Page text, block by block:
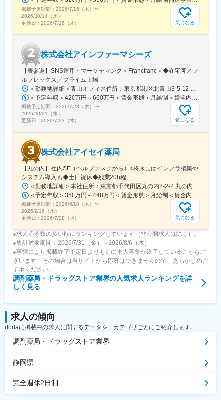
■所属組織
2025年7月に発足したDX推進部には3名が在籍。（部長1名、PM2
名/40代）PMと横並びの立場で開発リードいただきたいと考えて
ェーズでのDX推進や組織立ち上げに興味をお持ちの方をお待ちし
ています。
■働きやすい環境
フルリモート可能。関東近郊・札幌市内にお住まいの場合、対面
コミュニケーションが必要な場合や参画初期で出社頂く可能性が
あります。子育てと両立して活躍している社員もおり、柔軟な働
き方が可能です。
掲載予定期間： 2026/7/16（木） 〜
2026/10/14（水）
更新日： 2026/7/16（木） 気になる
株式会社アインファーマシーズ
【表参道】SNS運用・マーケティング＜Francfranc＞◆在宅可／フ
ルフレックス／プライム上場
掲載予定期間： 2026/7/23（木） 〜
2026/10/21（水）
更新日： 2026/7/23（木） 気になる
株式会社アイセイ薬局
【丸の内】社内SE（ヘルプデスクから）※将来にはインフラ構築や
システム導入も◆土日祝休◆残業20h程
掲載予定期間： 2026/6/18（木） 〜
2026/9/16（水）
更新日： 2026/7/28（火） 気になる
※求人応募数の多い順にランキングしています（非公開求人は除く）。
※集計対象期間：2026/7/31（金）～2026/8/6（木）
※事情により掲載終了予定日よりも前に求人募集が終了していることもご
ざいます。その場合は当サイトから応募はできませんので、あらかじめご
了承ください。
調剤薬局・ドラッグストア業界の人気求人ランキングを詳
しく見る
求人の傾向
dodaに掲載中の求人に関するデータを、カテゴリごとにご紹介します。
調剤薬局・ドラッグストア業界
静岡県
完全週休2日制